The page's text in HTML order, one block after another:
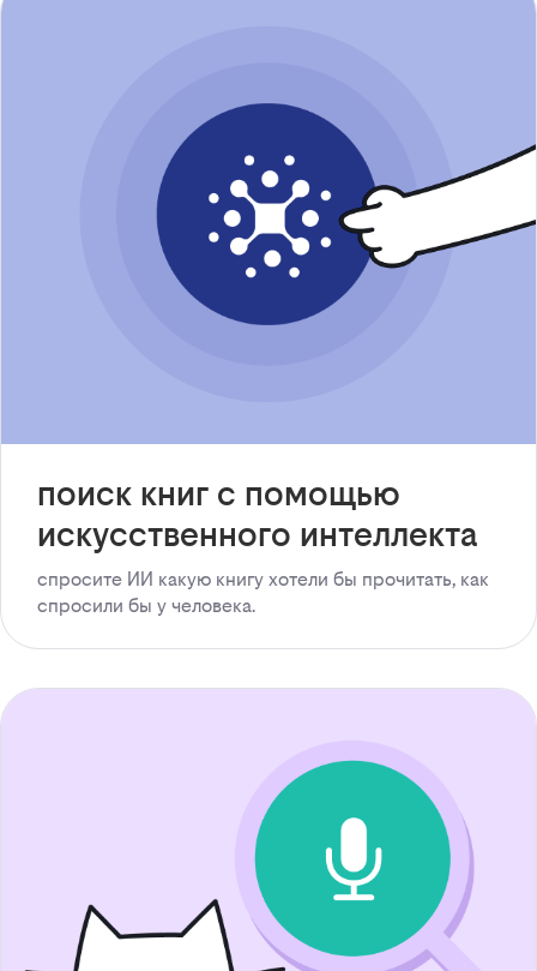
поиск книг с помощью
искусственного интеллекта
спросите ИИ какую книгу хотели бы прочитать, как
спросили бы у человека.